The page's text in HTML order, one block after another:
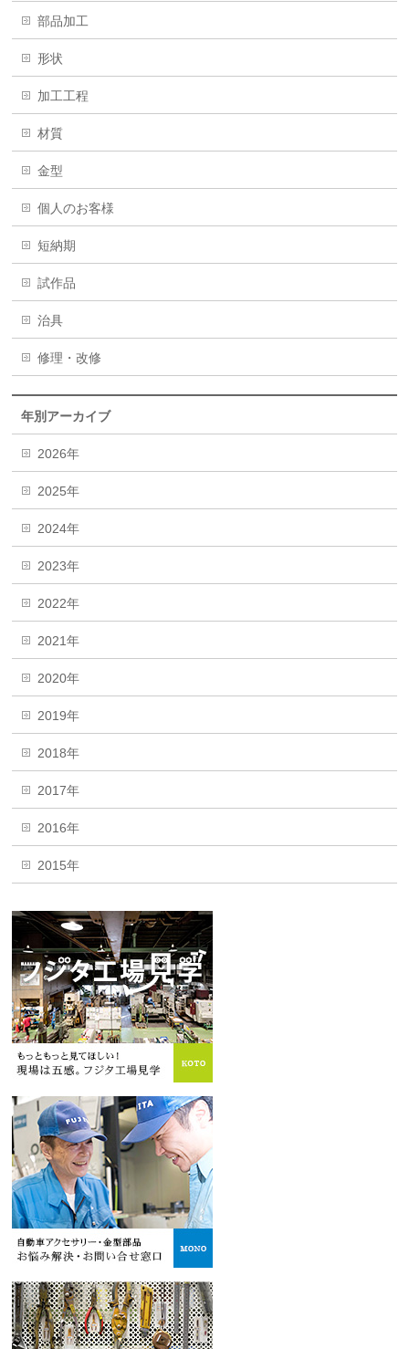
部品加工
形状
加工工程
材質
金型
個人のお客様
短納期
試作品
治具
修理・改修
年別アーカイブ
2026年
2025年
2024年
2023年
2022年
2021年
2020年
2019年
2018年
2017年
2016年
2015年